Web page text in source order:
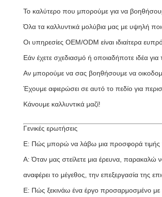
Το καλύτερο που μπορούμε για να
Όλα τα καλλυντικά μολύβια μας με υψηλή
Οι υπηρεσίες OEM/ODM είναι ιδιαίτερα
Εάν έχετε σχεδιασμό ή οποιαδήποτε ιδέα
Αν μπορούμε να σας βοηθήσουμε να
Έχουμε αφιερώσει σε αυτό το πεδίο για
Κάνουμε καλλυντικά μαζί!
Γενικές ερωτήσεις
Ε: Πώς μπορώ να λάβω μια προσφορά τιμής
Α: Όταν μας στείλετε μια έρευνα, παρακαλώ
αναφέρει το μέγεθος, την επεξεργασία της
Ε: Πώς ξεκινάω ένα έργο προσαρμοσμένο με